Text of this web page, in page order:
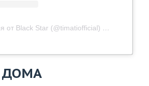
от Black Star (@timatiofficial) 16 Мар 2020
ДОМА